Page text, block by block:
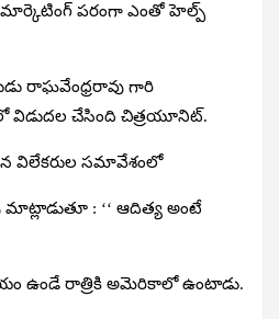
పరంగా ఎంతో హెల్ప్‌
రాఘవేంధ్రరావు గారి
చేసింది చిత్రయూనిట్‌.
విలేకరుల సమావేశంలో
మాట్లాడుతూ : ‘‘ ఆదిత్య అంటే
ఉండే రాత్రికి అమెరికాలో ఉంటాడు.